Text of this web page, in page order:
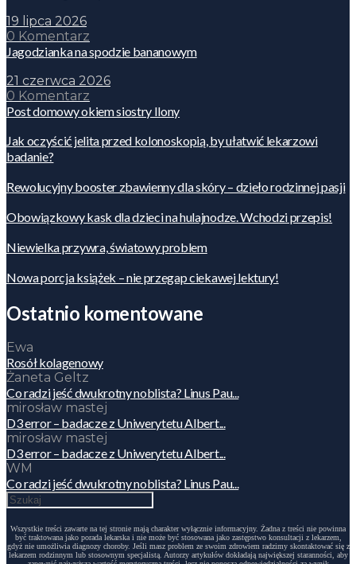
19 lipca 2026
0 Komentarz
Jagodzianka na spodzie bananowym
21 czerwca 2026
0 Komentarz
Post domowy okiem siostry Ilony
Jak oczyścić jelita przed kolonoskopią, by ułatwić lekarzowi
badanie?
Rewolucyjny booster zbawienny dla skóry – dzieło rodzinnej pasji
Obowiązkowy kask dla dzieci na hulajnodze. Wchodzi przepis!
Niewielka przywra, światowy problem
Nowa porcja książek – nie przegap ciekawej lektury!
Ostatnio komentowane
Ewa
Rosół kolagenowy
Żaneta Geltz
Co radzi jeść dwukrotny noblista? Linus Pau...
mirosław mastej
D3 error – badacze z Uniwerytetu Albert...
mirosław mastej
D3 error – badacze z Uniwerytetu Albert...
WM
Co radzi jeść dwukrotny noblista? Linus Pau...
Wszystkie treści zawarte na tej stronie mają charakter wyłącznie informacyjny. Żadna z treści nie powinna
być traktowana jako porada lekarska i nie może być stosowana jako zastępstwo konsultacji z lekarzem,
gdyż nie umożliwia diagnozy choroby. Jeśli masz problem ze swoim zdrowiem radzimy skontaktować się z
lekarzem rodzinnym lub stosownym specjalistą. Autorzy artykułów dokładają największej staranności, aby